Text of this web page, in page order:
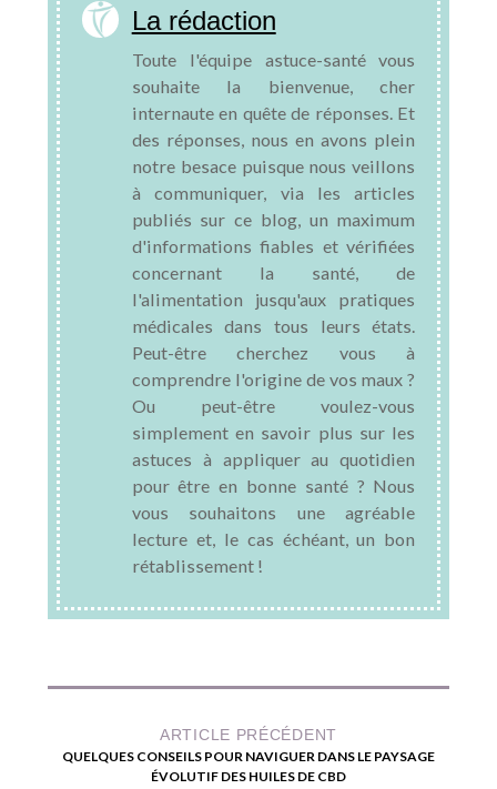
La rédaction
Toute l'équipe astuce-santé vous
souhaite la bienvenue, cher
internaute en quête de réponses. Et
des réponses, nous en avons plein
notre besace puisque nous veillons
à communiquer, via les articles
publiés sur ce blog, un maximum
d'informations fiables et vérifiées
concernant la santé, de
l'alimentation jusqu'aux pratiques
médicales dans tous leurs états.
Peut-être cherchez vous à
comprendre l'origine de vos maux ?
Ou peut-être voulez-vous
simplement en savoir plus sur les
astuces à appliquer au quotidien
pour être en bonne santé ? Nous
vous souhaitons une agréable
lecture et, le cas échéant, un bon
rétablissement !
ARTICLE PRÉCÉDENT
QUELQUES CONSEILS POUR NAVIGUER DANS LE PAYSAGE
ÉVOLUTIF DES HUILES DE CBD